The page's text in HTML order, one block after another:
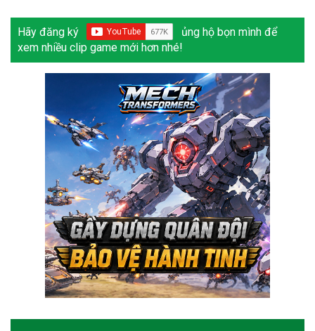
Hãy đăng ký
ủng hộ bọn mình để
xem nhiều clip game mới hơn nhé!